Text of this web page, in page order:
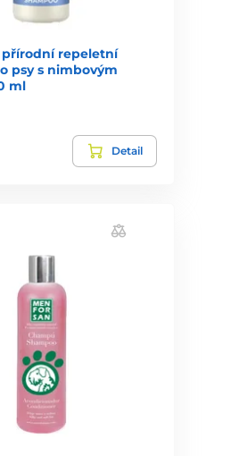
přírodní repeletní
psy s nimbovým
ml
Detail